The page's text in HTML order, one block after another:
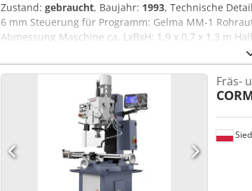
Zustand: gebraucht, Baujahr: 1993, Technische
6 mm Steuerung für Programm: Gelma MM-1
Abmessung Maschine ca. LxBxH: 1,9 x 0,7 x 1,3 m
sind Handbetrieb aber auch Halbautomatisch
von Rohren (z.B. Hydraulikverrohrung) Die
Biegewinkel im Einzel- und Automatikbetrieb. Im
Rohrgröße Ø 10mm für 6 Winkeleinstellungen.
Biegemaschine ist ortsveränderbar/verfahrbar.
Nockenstangen/Anschlagstangen 6 Stück
Fräs-